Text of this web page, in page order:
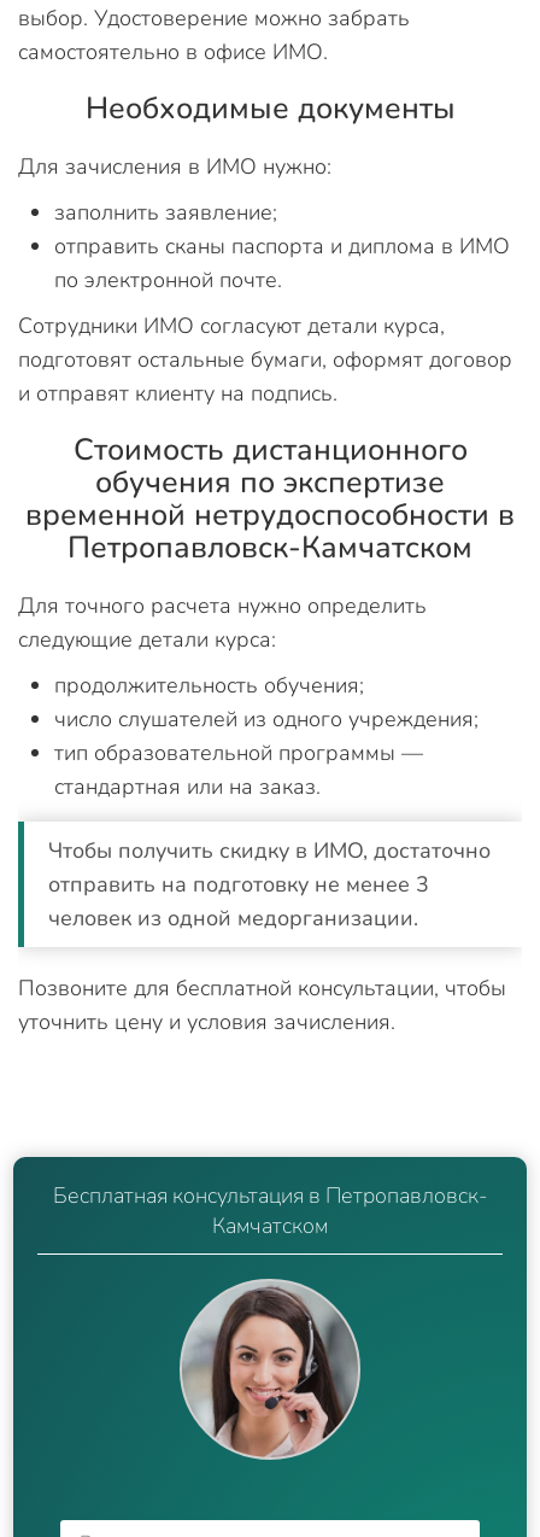
выбор. Удостоверение можно забрать
самостоятельно в офисе ИМО.
Необходимые документы
Для зачисления в ИМО нужно:
заполнить заявление;
отправить сканы паспорта и диплома в ИМО
по электронной почте.
Сотрудники ИМО согласуют детали курса,
подготовят остальные бумаги, оформят договор
и отправят клиенту на подпись.
Стоимость дистанционного
обучения по экспертизе
временной нетрудоспособности в
Петропавловск-Камчатском
Для точного расчета нужно определить
следующие детали курса:
продолжительность обучения;
число слушателей из одного учреждения;
тип образовательной программы —
стандартная или на заказ.
Чтобы получить скидку в ИМО, достаточно
отправить на подготовку не менее 3
человек из одной медорганизации.
Позвоните для бесплатной консультации, чтобы
уточнить цену и условия зачисления.
Бесплатная консультация в Петропавловск-
Камчатском